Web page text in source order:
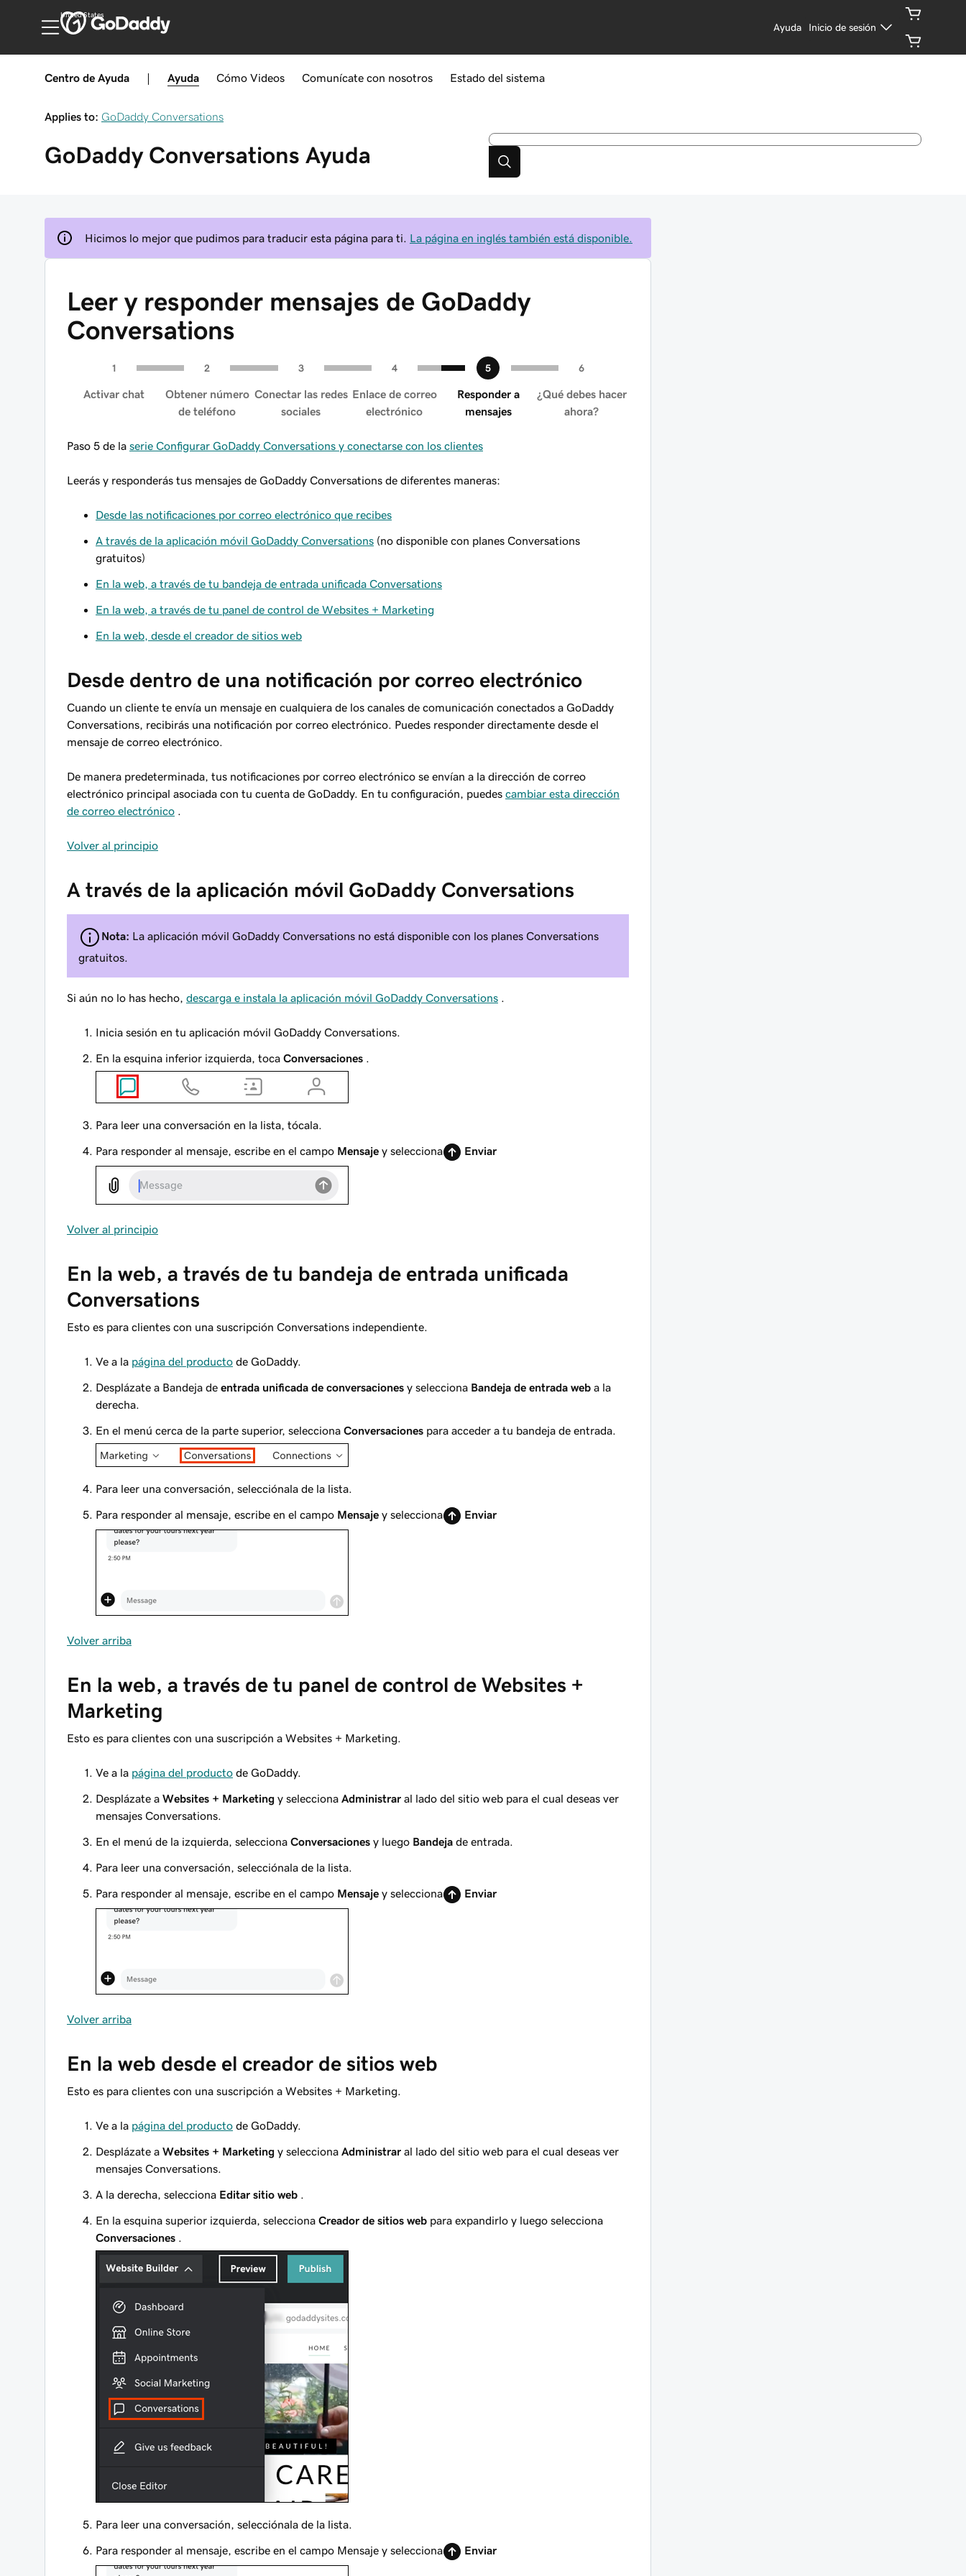
United States
Ayuda Inicio de sesión
Centro de Ayuda Ayuda Cómo Videos Comunícate con nosotros Estado del sistema
Applies to: GoDaddy Conversations
GoDaddy Conversations Ayuda
Hicimos lo mejor que pudimos para traducir esta página para ti. La página en inglés también está disponible.
Leer y responder mensajes de GoDaddy
Conversations
Activar chat
Obtener número
de teléfono
Conectar las redes
sociales
Enlace de correo
electrónico
Responder a
mensajes
¿Qué debes hacer
ahora?
Paso 5 de la serie Configurar GoDaddy Conversations y conectarse con los clientes
Leerás y responderás tus mensajes de GoDaddy Conversations de diferentes maneras:
Desde las notificaciones por correo electrónico que recibes
A través de la aplicación móvil GoDaddy Conversations (no disponible con planes Conversations
gratuitos)
En la web, a través de tu bandeja de entrada unificada Conversations
En la web, a través de tu panel de control de Websites + Marketing
En la web, desde el creador de sitios web
Desde dentro de una notificación por correo electrónico
Cuando un cliente te envía un mensaje en cualquiera de los canales de comunicación conectados a GoDaddy
Conversations, recibirás una notificación por correo electrónico. Puedes responder directamente desde el
mensaje de correo electrónico.
De manera predeterminada, tus notificaciones por correo electrónico se envían a la dirección de correo
electrónico principal asociada con tu cuenta de GoDaddy. En tu configuración, puedes cambiar esta dirección
de correo electrónico
Volver al principio
A través de la aplicación móvil GoDaddy Conversations
Nota: La aplicación móvil GoDaddy Conversations no está disponible con los planes Conversations
gratuitos.
Si aún no lo has hecho, descarga e instala la aplicación móvil GoDaddy Conversations
Inicia sesión en tu aplicación móvil GoDaddy Conversations.
En la esquina inferior izquierda, toca Conversaciones
Para leer una conversación en la lista, tócala.
Para responder al mensaje, escribe en el campo Mensaje y selecciona Enviar
Volver al principio
En la web, a través de tu bandeja de entrada unificada
Conversations
Esto es para clientes con una suscripción Conversations independiente.
Ve a la página del producto de GoDaddy.
Desplázate a Bandeja de entrada unificada de conversaciones y selecciona Bandeja de entrada web a la
derecha.
En el menú cerca de la parte superior, selecciona Conversaciones para acceder a tu bandeja de entrada.
Para leer una conversación, selecciónala de la lista.
Para responder al mensaje, escribe en el campo Mensaje y selecciona Enviar
Volver arriba
En la web, a través de tu panel de control de Websites +
Marketing
Esto es para clientes con una suscripción a Websites + Marketing.
Ve a la página del producto de GoDaddy.
Desplázate a Websites + Marketing y selecciona Administrar al lado del sitio web para el cual deseas ver
mensajes Conversations.
En el menú de la izquierda, selecciona Conversaciones y luego Bandeja de entrada.
Para leer una conversación, selecciónala de la lista.
Para responder al mensaje, escribe en el campo Mensaje y selecciona Enviar
Volver arriba
En la web desde el creador de sitios web
Esto es para clientes con una suscripción a Websites + Marketing.
Ve a la página del producto de GoDaddy.
Desplázate a Websites + Marketing y selecciona Administrar al lado del sitio web para el cual deseas ver
mensajes Conversations.
A la derecha, selecciona Editar sitio web .
En la esquina superior izquierda, selecciona Creador de sitios web para expandirlo y luego selecciona
Conversaciones .
Para leer una conversación, selecciónala de la lista.
Para responder al mensaje, escribe en el campo Mensaje y selecciona Enviar